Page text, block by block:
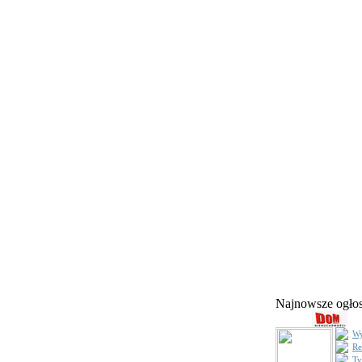
Najnowsze